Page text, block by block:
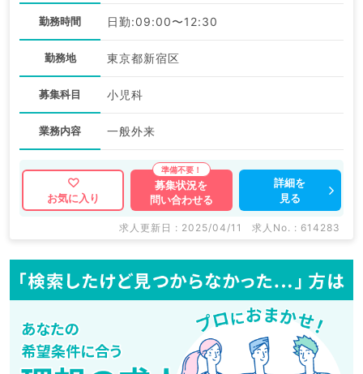
勤務時間 日勤:09:00〜12:30
勤務地 東京都新宿区
募集科目 小児科
業務内容 一般外来
お気に入り
募集状況を
問い合わせる
詳細を
見る
求人更新日 : 2025/04/11 求人No. : 614283